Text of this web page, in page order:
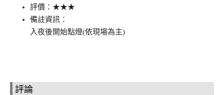
評價：★★★
備註資訊：
入夜後開始點燈(依現場為主)
評論